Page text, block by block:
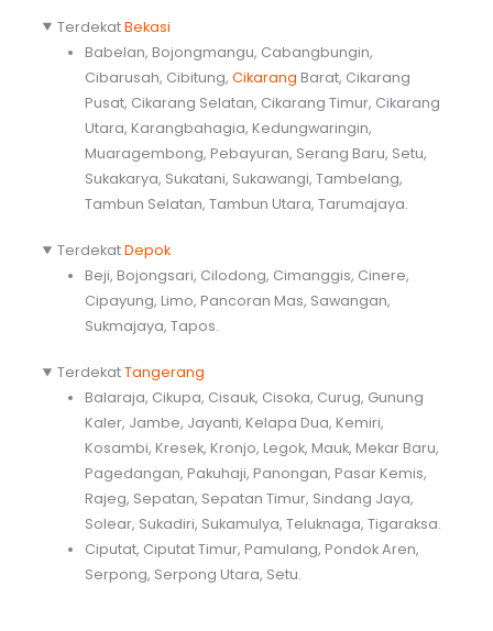
TerdekatBekasi
Babelan, Bojongmangu, Cabangbungin,
Cibarusah, Cibitung,Cikarang Barat, Cikarang
Pusat, Cikarang Selatan, Cikarang Timur, Cikarang
Utara, Karangbahagia, Kedungwaringin,
Muaragembong, Pebayuran, Serang Baru, Setu,
Sukakarya, Sukatani, Sukawangi, Tambelang,
Tambun Selatan, Tambun Utara, Tarumajaya.
TerdekatDepok
Beji, Bojongsari, Cilodong, Cimanggis, Cinere,
Cipayung, Limo, Pancoran Mas, Sawangan,
Sukmajaya, Tapos.
TerdekatTangerang
Balaraja, Cikupa, Cisauk, Cisoka, Curug, Gunung
Kaler, Jambe, Jayanti, Kelapa Dua, Kemiri,
Kosambi, Kresek, Kronjo, Legok, Mauk, Mekar Baru,
Pagedangan, Pakuhaji, Panongan, Pasar Kemis,
Rajeg, Sepatan, Sepatan Timur, Sindang Jaya,
Solear, Sukadiri, Sukamulya, Teluknaga, Tigaraksa.
Ciputat, Ciputat Timur, Pamulang, Pondok Aren,
Serpong, Serpong Utara, Setu.